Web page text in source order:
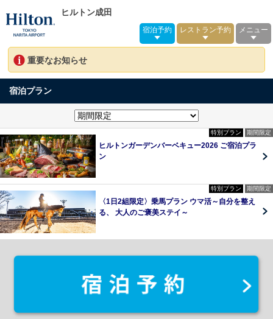
ヒルトン成田
宿泊予約 レストラン予約 メニュー
重要なお知らせ
宿泊プラン
特別プラン 期間限定
ヒルトンガーデンバーベキュー2026 ご宿泊プラ
ン
特別プラン 期間限定
〈1日2組限定〉乗馬プラン ウマ活～自分を整え
る、 大人のご褒美ステイ～